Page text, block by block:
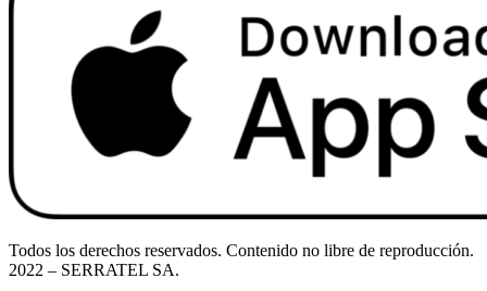
Todos los derechos reservados. Contenido no libre de reproducción.
2022 – SERRATEL SA.